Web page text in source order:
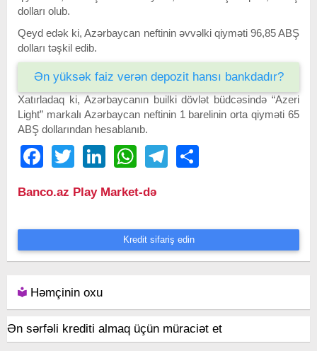
dolları olub.
Qeyd edək ki, Azərbaycan neftinin əvvəlki qiyməti 96,85 ABŞ
dolları təşkil edib.
Ən yüksək faiz verən depozit hansı bankdadır?
Xatırladaq ki, Azərbaycanın builki dövlət büdcəsində “Azeri
Light” markalı Azərbaycan neftinin 1 barelinin orta qiyməti 65
ABŞ dollarından hesablanıb.
FacebookTwitter LinkedIn WhatsAppTelegram
Banco.az Play Market-də
Kredit sifariş edin
Həmçinin oxu
Ən sərfəli krediti almaq üçün müraciət et